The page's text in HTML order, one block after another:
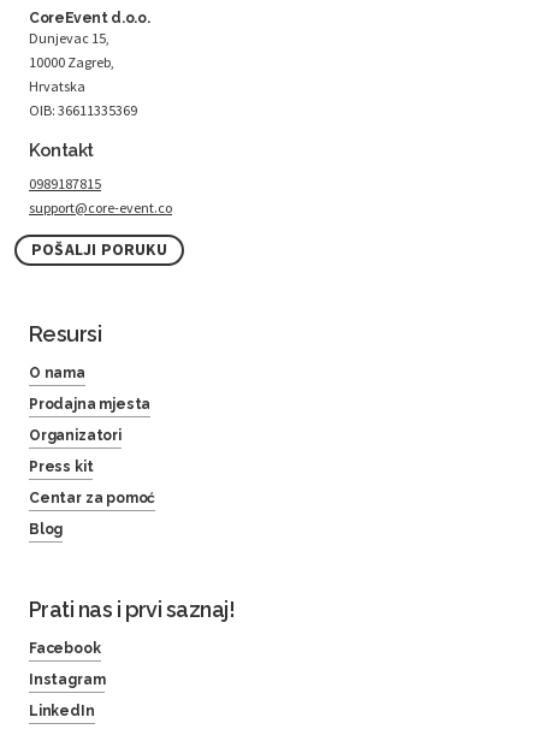
CoreEvent d.o.o.
Dunjevac 15,
10000 Zagreb,
Hrvatska
OIB: 36611335369
Kontakt
0989187815
support@core-event.co
POŠALJI PORUKU
Resursi
O nama
Prodajna mjesta
Organizatori
Press kit
Centar za pomoć
Blog
Prati nas i prvi saznaj!
Facebook
Instagram
LinkedIn